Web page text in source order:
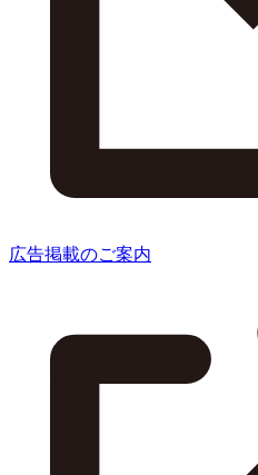
広告掲載のご案内